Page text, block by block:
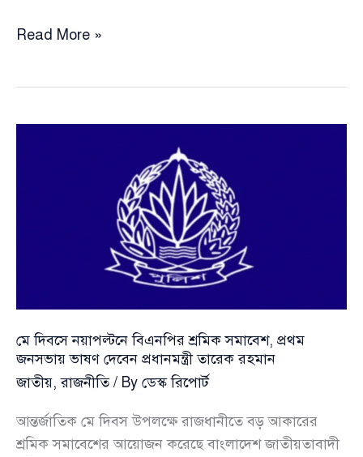
সংরক্ষিত
সম্পদের
Read More »
মে দিবসে নয়াপল্টনে বিএনপির শ্রমিক সমাবেশ, প্রথম
জনসভায় ভাষণ দেবেন প্রধানমন্ত্রী তারেক রহমান
জাতীয়,রাজনীতি/ By ডেস্ক রিপোর্ট
আন্তর্জাতিক মে দিবস উপলক্ষে রাজধানীতে বড় আকারের
শ্রমিক সমাবেশের আয়োজন করেছে বাংলাদেশ জাতীয়তাবাদী